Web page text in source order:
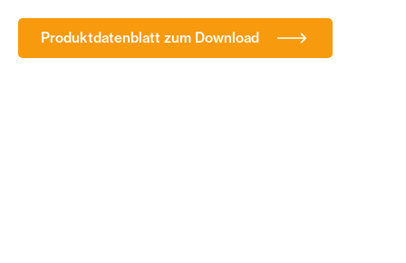
Produktdatenblatt zum Download